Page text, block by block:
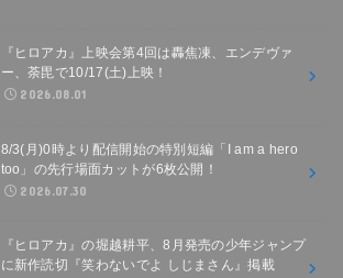
『ヒロアカ』上映会第4回は轟焦凍、エンデヴァ
ー、荼毘で10/17(土)上映！
2026.08.01
8/3(月)0時より配信開始の特別短編「I am a hero
too」の先行場面カットが6枚公開！
2026.07.30
『ヒロアカ』の堀越耕平、8月発売の少年ジャンプ
に新作読切『笑わないでよ しじまさん』掲載